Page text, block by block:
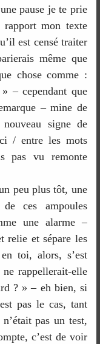
pause je te prie
rapport mon texte
est censé traiter
même que
chose comme :
– cependant que
– mine de
signe de
/ entre les mots
pas vu remonte
peu plus tôt, une
ces ampoules
une alarme –
relie et sépare les
toi, alors, s’est
rappellerait-elle
? » – eh bien, si
pas le cas, tant
pas un test,
c’est de voir